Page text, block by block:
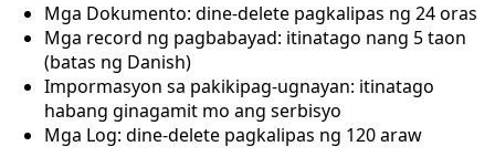
Mga Dokumento: dine-delete pagkalipas ng 24 oras
Mga record ng pagbabayad: itinatago nang 5 taon
(batas ng Danish)
Impormasyon sa pakikipag-ugnayan: itinatago
habang ginagamit mo ang serbisyo
Mga Log: dine-delete pagkalipas ng 120 araw